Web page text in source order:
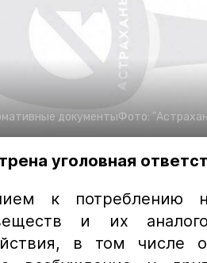
документыФото:
уголовная
к потреблению
и их
в том числе